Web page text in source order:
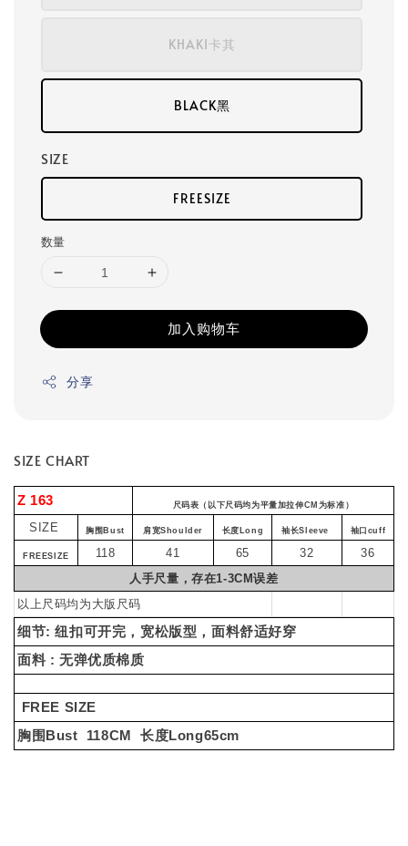
KHAKI卡其
BLACK黑
SIZE
FREESIZE
数量
加入购物车
分享
SIZE CHART
Z 163 尺码表（以下尺码均为平量加拉伸CM为标准）
SIZE 胸围Bust 肩宽Shoulder 长度Long 袖长Sleeve 袖口cuff
FREESIZE 118 41 65 32
36
人手尺量，存在1-3CM误差
以上尺码均为大版尺码
细节: 纽扣可开完，宽松版型，面料舒适好穿
面料 : 无弹优质棉质
FREE SIZE
胸围Bust 118CM 长度Long65cm